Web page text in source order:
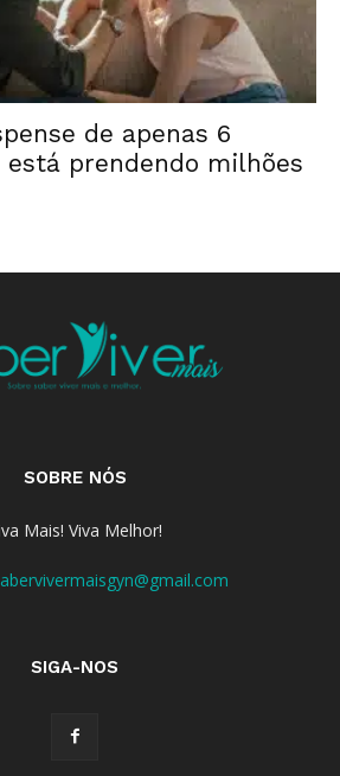
de apenas 6
está prendendo milhões
SOBRE NÓS
Mais! Viva Melhor!
SIGA-NOS